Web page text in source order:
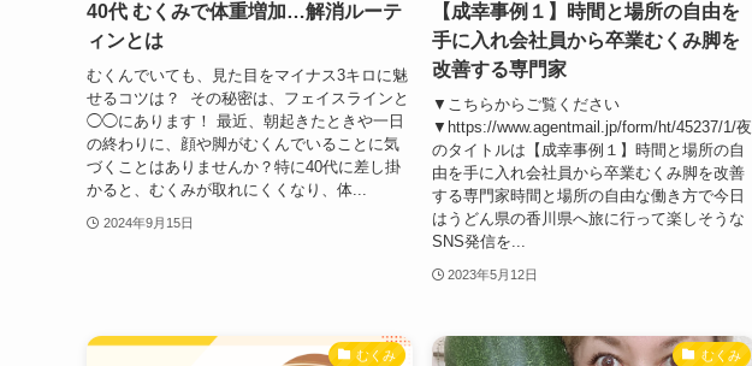
40代 むくみで体重増加…解消ルーテ
ィンとは
むくんでいても、見た目をマイナス3キロに魅
せるコツは？ その秘密は、フェイスラインと
◯◯にあります！ 最近、朝起きたときや一日
の終わりに、顔や脚がむくんでいることに気
づくことはありませんか？特に40代に差し掛
かると、むくみが取れにくくなり、体...
2024年9月15日
【成幸事例１】時間と場所の自由を
手に入れ会社員から卒業むくみ脚を
改善する専門家
▼こちらからご覧ください
▼https://www.agentmail.jp/form/ht/45237/1/夜
のタイトルは【成幸事例１】時間と場所の自
由を手に入れ会社員から卒業むくみ脚を改善
する専門家時間と場所の自由な働き方で今日
はうどん県の香川県へ旅に行って楽しそうな
SNS発信を...
2023年5月12日
むくみ むくみ